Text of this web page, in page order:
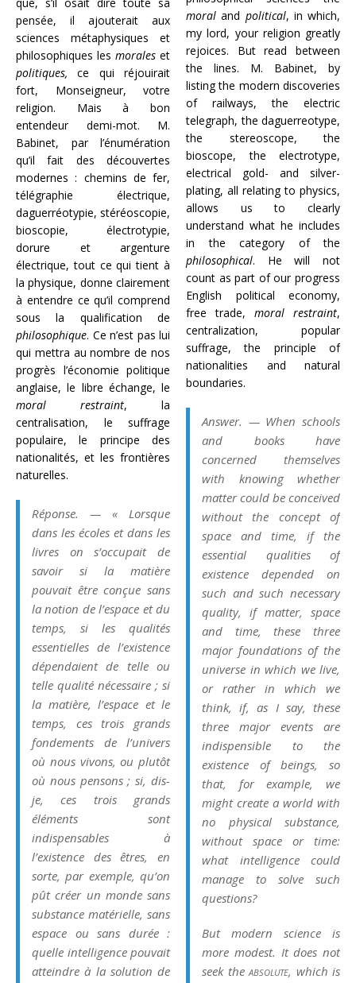
pensée, il ajouterait aux
sciences métaphysiques et
philosophiques les morales et
politiques, ce qui réjouirait
fort, Monseigneur, votre
religion. Mais à bon
entendeur demi-mot. M.
Babinet, par l’énumération
qu’il fait des découvertes
modernes : chemins de fer,
télégraphie électrique,
daguerréotypie, stéréoscopie,
bioscopie, électrotypie,
dorure et argenture
électrique, tout ce qui tient à
la physique, donne clairement
à entendre ce qu’il comprend
sous la qualification de
philosophique. Ce n’est pas lui
qui mettra au nombre de nos
progrès l’économie politique
anglaise, le libre échange, le
moral restraint, la
centralisation, le suffrage
populaire, le principe des
nationalités, et les frontières
naturelles.
Réponse. — « Lorsque
dans les écoles et dans les
livres on s’occupait de
savoir si la matière
pouvait être conçue sans
la notion de l’espace et du
temps, si les qualités
essentielles de l’existence
dépendaient de telle ou
telle qualité nécessaire ; si
la matière, l’espace et le
temps, ces trois grands
fondements de l’univers
où nous vivons, ou plutôt
où nous pensons ; si, dis-
je, ces trois grands
éléments sont
indispensables à
l’existence des êtres, en
sorte, par exemple, qu’on
pût créer un monde sans
substance matérielle, sans
espace ou sans durée :
quelle intelligence pouvait
atteindre à la solution de
moral and political, in which,
my lord, your religion greatly
rejoices. But read between
the lines. M. Babinet, by
listing the modern discoveries
of railways, the electric
telegraph, the daguerreotype,
the stereoscope, the
bioscope, the electrotype,
electrical gold- and silver-
plating, all relating to physics,
allows us to clearly
understand what he includes
in the category of the
philosophical. He will not
count as part of our progress
English political economy,
free trade, moral restraint,
centralization, popular
suffrage, the principle of
nationalities and natural
boundaries.
Answer. — When schools
and books have
concerned themselves
with knowing whether
matter could be conceived
without the concept of
space and time, if the
essential qualities of
existence depended on
such and such necessary
quality, if matter, space
and time, these three
major foundations of the
universe in which we live,
or rather in which we
think, if, as I say, these
three major events are
indispensible to the
existence of beings, so
that, for example, we
might create a world with
no physical substance,
without space or time:
what intelligence could
manage to solve such
questions?
But modern science is
more modest. It does not
seek theabsolute, which is